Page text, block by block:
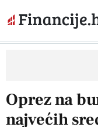
Oprez na
najvećih